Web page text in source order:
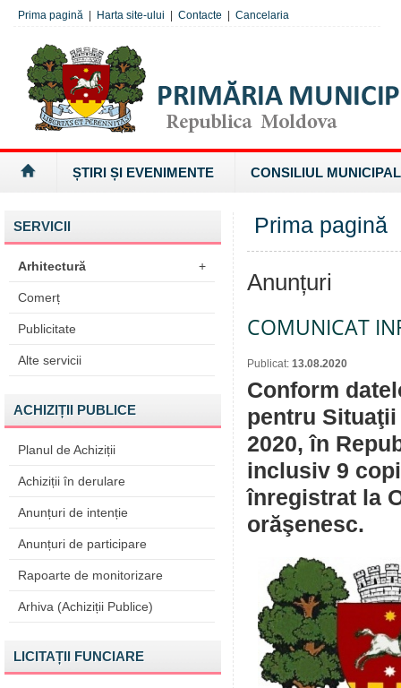
Prima pagină Harta site-ului Contacte Cancelaria
ȘTIRI ȘI EVENIMENTE CONSILIUL MUNICIPAL
SERVICII
Arhitectură +
Comerț
Publicitate
Alte servicii
ACHIZIȚII PUBLICE
Planul de Achiziții
Achiziții în derulare
Anunțuri de intenție
Anunțuri de participare
Rapoarte de monitorizare
Arhiva (Achiziții Publice)
LICITAȚII FUNCIARE
Prima pagină
Anunțuri
COMUNICAT
Publicat: 13.08.2020
Conform
pentru
2020, în
inclusiv 9
înregistrat la
orăşenesc.